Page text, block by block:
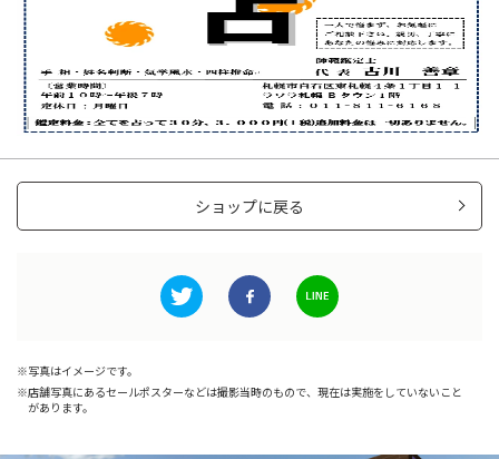
ショップに戻る
写真はイメージです。
店舗写真にあるセールポスターなどは撮影当時のもので、現在は実施をしていないこと
があります。